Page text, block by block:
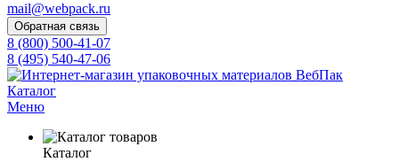
mail@webpack.ru
Обратная связь
8 (800) 500-41-07
8 (495) 540-47-06
Каталог
Меню
Каталог